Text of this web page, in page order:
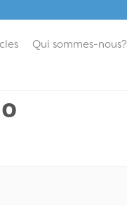
Qui sommes-nous?